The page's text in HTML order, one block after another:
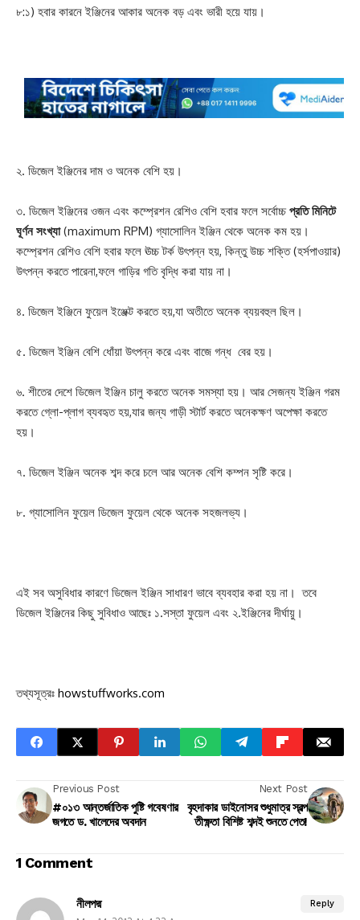
৮:১) হবার কারনে ইঞ্জিনের আকার অনেক বড় এবং ভারী হয়ে যায়।
২. ডিজেল ইঞ্জিনের দাম ও অনেক বেশি হয়।
৩. ডিজেল ইঞ্জিনের ওজন এবং কম্প্রেশন রেশিও বেশি হবার ফলে সর্বোচ্চ প্রতি মিনিটে
ঘূর্ণন সংখ্যা(maximum RPM) গ্যাসোলিন ইঞ্জিন থেকে অনেক কম হয়।
কম্প্রেশন রেশিও বেশি হবার ফলে ঊচ্চ টর্ক উৎপন্ন হয়, কিন্তু উচ্চ শক্তি (হর্সপাওয়ার)
উৎপন্ন করতে পারেনা,ফলে গাড়ির গতি বৃদ্ধি করা যায় না।
৪. ডিজেল ইঞ্জিনে ফুয়েল ইঞ্জেক্ট করতে হয়,যা অতীতে অনেক ব্যয়বহুল ছিল।
৫. ডিজেল ইঞ্জিন বেশি ধোঁয়া উৎপন্ন করে এবং বাজে গন্ধ বের হয়।
৬. শীতের দেশে ডিজেল ইঞ্জিন চালু করতে অনেক সমস্যা হয়। আর সেজন্য ইঞ্জিন গরম
করতে গ্লো-প্লাগ ব্যবহৃত হয়,যার জন্য গাড়ী স্টার্ট করতে অনেকক্ষণ অপেক্ষা করতে
হয়।
৭. ডিজেল ইঞ্জিন অনেক শব্দ করে চলে আর অনেক বেশি কম্পন সৃষ্টি করে।
৮. গ্যাসোলিন ফুয়েল ডিজেল ফুয়েল থেকে অনেক সহজলভ্য।
এই সব অসুবিধার কারণে ডিজেল ইঞ্জিন সাধারণ ভাবে ব্যবহার করা হয় না। তবে
ডিজেল ইঞ্জিনের কিছু সুবিধাও আছেঃ ১.সস্তা ফুয়েল এবং ২.ইঞ্জিনের দীর্ঘায়ু।
তথ্যসূত্রঃ howstuffworks.com
Previous Post
#০১৩ আন্তর্জাতিক পুষ্টি গবেষণার
জগতে ড. খালেদের অবদান
Next Post
বৃহদাকার ডাইনোসর শুধুমাত্র স্বল্প
তীক্ষ্ণতা বিশিষ্ট শব্দই শুনতে পেত!
1 Comment
নীলপদ্ম Reply